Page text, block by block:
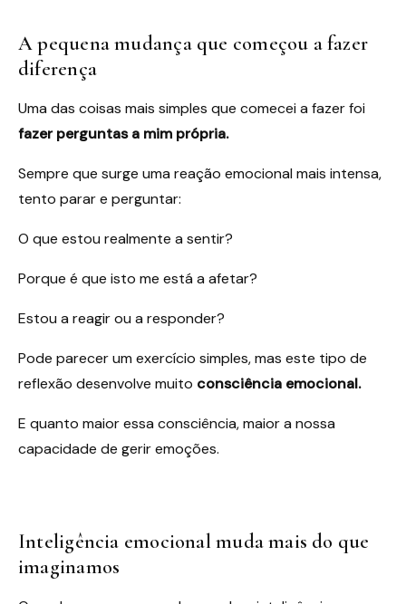
A pequena mudança que começou a fazer
diferença
Uma das coisas mais simples que comecei a fazer foi
fazer perguntas a mim própria.
Sempre que surge uma reação emocional mais intensa,
tento parar e perguntar:
O que estou realmente a sentir?
Porque é que isto me está a afetar?
Estou a reagir ou a responder?
Pode parecer um exercício simples, mas este tipo de
reflexão desenvolve muito consciência emocional.
E quanto maior essa consciência, maior a nossa
capacidade de gerir emoções.
Inteligência emocional muda mais do que
imaginamos